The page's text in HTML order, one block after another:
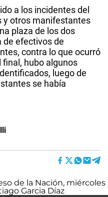
a los incidentes del
y otros manifestantes
plaza de los dos
de efectivos de
contra lo que ocurró
final, hubo algunos
luego de
se había